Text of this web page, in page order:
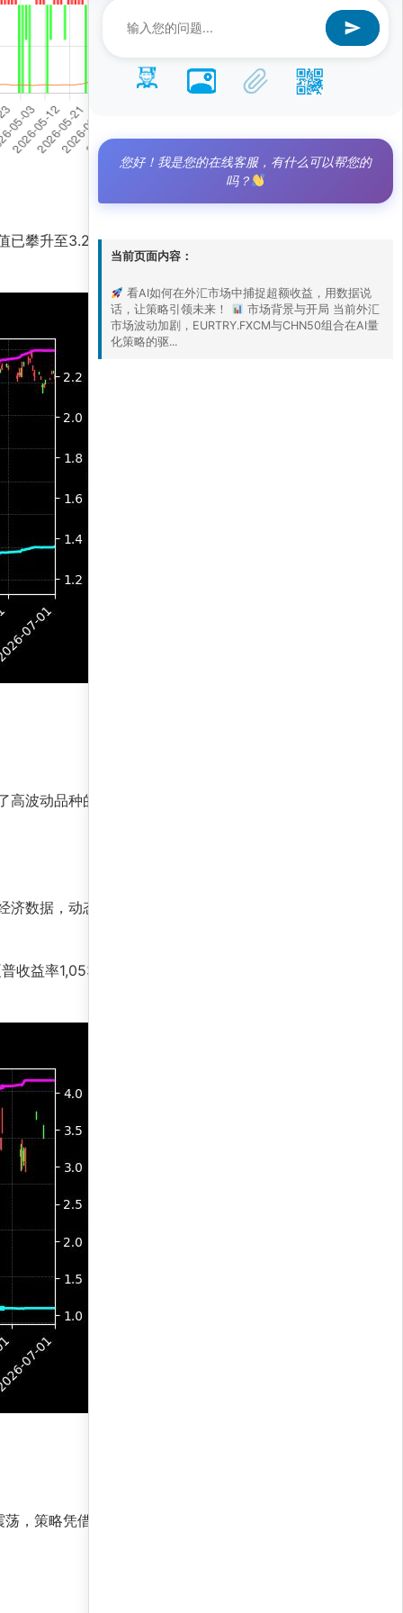
攀升至3.2，远超基准净值的1.2，凸显出该组
波动品种的仓位，同时利用对冲机制锁定利
数据，动态调整仓位。策略的核心优势在于
收益率1,053.4%印证了风险调整后的卓越回
，策略凭借最大回撤0.9%的极低风险，成功
您好！我是您的在线客服，有什么可以帮您的
吗？
当前页面内容：
看AI如何在外汇市场中捕捉超额收益，用数据说
话，让策略引领未来！
市场背景与开局 当前外汇
市场波动加剧，EURTRY.FXCM与CHN50组合在AI量
化策略的驱...